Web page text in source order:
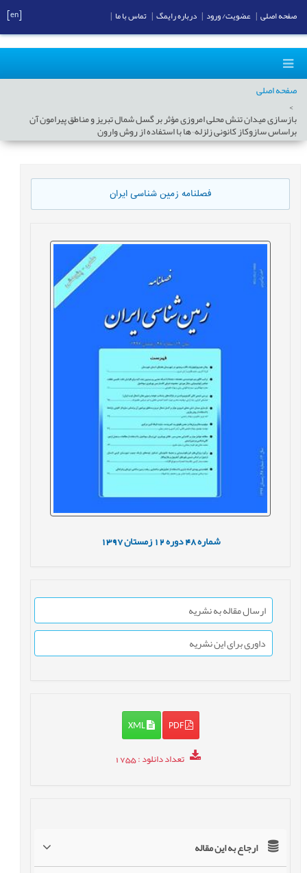
صفحه اصلی
بازسازی میدان تنش محلی امروزی مؤثر بر گسل شمال تبریز و مناطق پیرامون آن
براساس سازوکاز کانونی زلزله¬ها با استفاده از روش وارون
فصلنامه زمین شناسی ایران
شماره48 دوره12 زمستان1397
ارسال مقاله به نشریه
داوری برای این نشریه
PDF
XML
تعداد دانلود: 1755
ارجاع به این مقاله
صفحه اصلی عضویت/ ورود درباره رایمگ تماس با ما